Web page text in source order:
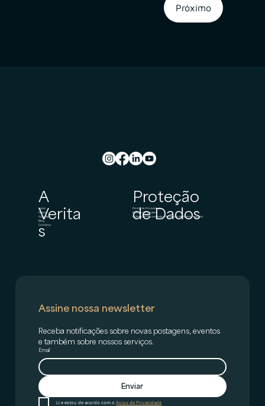
Próximo
A
Verita
s
Inicial
Sobre
Soluções
Blog
Contatos
Proteção
de Dados
Portal de Privacidade
Política de Cookies
Política de Privacidade e Proteção de Dados Pessoais
Assine nossa newsletter
Receba notificações sobre novas postagens, eventos
e também sobre nossos serviços.
Email
Enviar
Li e estou de acordo com o Aviso de Privacidade